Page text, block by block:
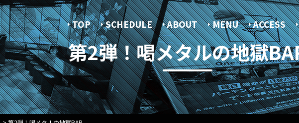
第2弾！喝メタルの地獄
TOP SCHEDULE ABOUT MENU ACCESS